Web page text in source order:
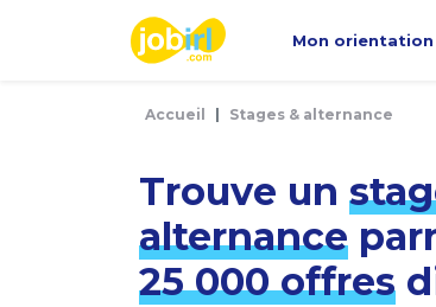
Mon orientation
Accueil Stages & alternance
Trouve un
alternance
25 000 offres
Panneau de gestion des cookies